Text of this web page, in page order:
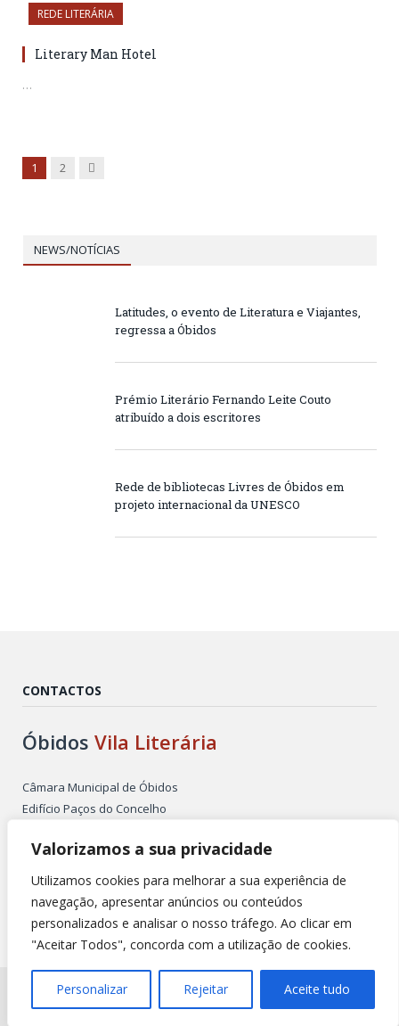
Valorizamos a sua privacidade
Utilizamos cookies para melhorar a sua experiência de
navegação, apresentar anúncios ou conteúdos
personalizados e analisar o nosso tráfego. Ao clicar em
"Aceitar Todos", concorda com a utilização de cookies.
Personalizar Rejeitar Aceite tudo
REDE LITERÁRIA
Literary Man Hotel
…
1 2 Próximo
NEWS/NOTÍCIAS
Latitudes, o evento de Literatura e Viajantes,
regressa a Óbidos
Prémio Literário Fernando Leite Couto
atribuído a dois escritores
Rede de bibliotecas Livres de Óbidos em
projeto internacional da UNESCO
CONTACTOS
Óbidos Vila Literária
Câmara Municipal de Óbidos
Edifício Paços do Concelho
2510-086 ÓBIDOS PORTUGAL
Tel. +351 262 955 500
E-mail: obidosvilaliteraria@cm-obidos.pt
Todos os direitos reservados @ 2026 | Política de Privacidade